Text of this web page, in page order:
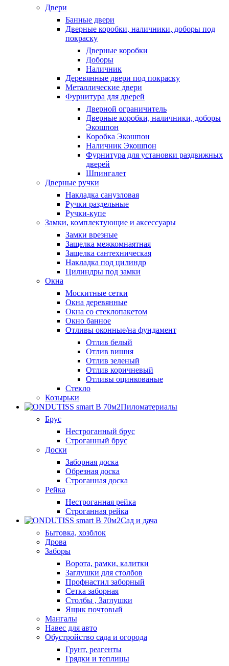
Двери
Банные двери
Дверные коробки, наличники, доборы под
покраску
Дверные коробки
Доборы
Наличник
Деревянные двери под покраску
Металлические двери
Фурнитура для дверей
Дверной ограничитель
Дверные коробки, наличники, доборы
Экошпон
Коробка Экошпон
Наличник Экошпон
Фурнитура для установки раздвижных
дверей
Шпингалет
Дверные ручки
Накладка санузловая
Ручки раздельные
Ручки-купе
Замки, комплектующие и аксессуары
Замки врезные
Защелка межкомнаятная
Защелка сантехническая
Накладка под цилиндр
Цилиндры под замки
Окна
Москитные сетки
Окна деревянные
Окна со стеклопакетом
Окно банное
Отливы оконные/на фундамент
Отлив белый
Отлив вишня
Отлив зеленый
Отлив коричневый
Отливы оцинкованые
Стекло
Козырьки
Пиломатериалы
Брус
Нестроганный брус
Строганный брус
Доски
Заборная доска
Обрезная доска
Строганная доска
Рейка
Нестроганная рейка
Строганная рейка
Сад и дача
Бытовка, хозблок
Дрова
Заборы
Ворота, рамки, калитки
Заглушки для столбов
Профнастил заборный
Сетка заборная
Столбы , Заглушки
Ящик почтовый
Мангалы
Навес для авто
Обустройство сада и огорода
Грунт, реагенты
Грядки и теплицы